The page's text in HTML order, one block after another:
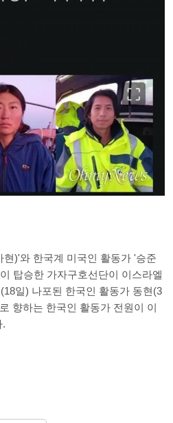
)'와 한국계 미국인 활동가 '승준
탑승한 가자구호선단이 이스라엘
일) 나포된 한국인 활동가 동현(3
향하는 한국인 활동가 전원이 이
.